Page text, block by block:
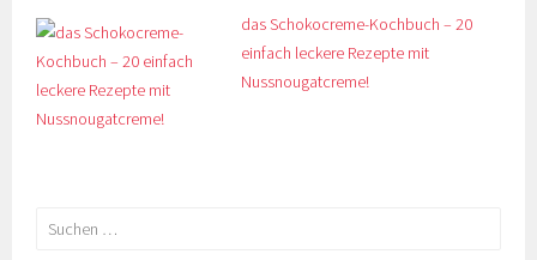
das Schokocreme-Kochbuch – 20
einfach leckere Rezepte mit
Nussnougatcreme!
Suchen